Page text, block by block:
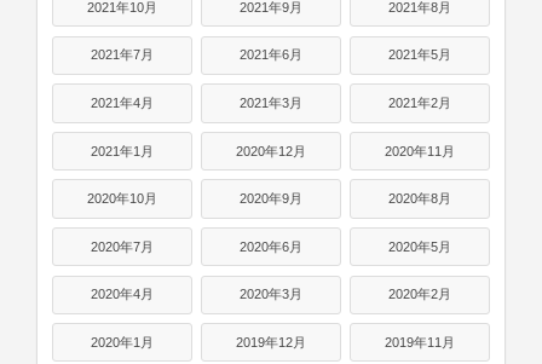
2021年10月 2021年9月 2021年8月
2021年7月 2021年6月 2021年5月
2021年4月 2021年3月 2021年2月
2021年1月 2020年12月 2020年11月
2020年10月 2020年9月 2020年8月
2020年7月 2020年6月 2020年5月
2020年4月 2020年3月 2020年2月
2020年1月 2019年12月 2019年11月